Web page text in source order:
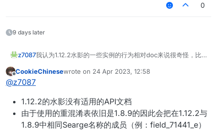
0
9 days later
z7087我认为1.12.2水影的一些实例的行为相对doc来说很奇怪，比
包也必须使用ipacket，而mc实例又必须使用1.8的名称来调用
Offline
CookieChinesewrote on 24 Apr 2023, 12:58
last edited by
@z7087
1.12.2的水影没有适用的API文档
由于使用的重混淆表依旧是1.8.9的因此会把在1.12.2与
1.8.9中相同Searge名称的成员（例：field_71441_e）